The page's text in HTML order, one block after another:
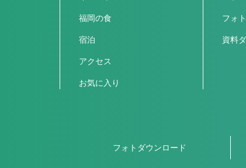
福岡の食
宿泊
アクセス
お気に入り
フォ
資料
フォトダウンロード